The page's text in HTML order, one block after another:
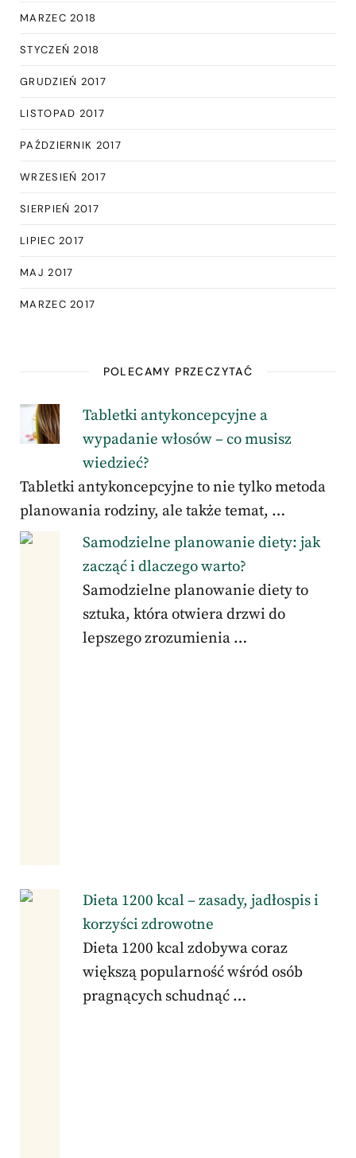
MARZEC 2018
STYCZEŃ 2018
GRUDZIEŃ 2017
LISTOPAD 2017
PAŹDZIERNIK 2017
WRZESIEŃ 2017
SIERPIEŃ 2017
LIPIEC 2017
MAJ 2017
MARZEC 2017
POLECAMY PRZECZYTAĆ
Tabletki antykoncepcyjne a
wypadanie włosów – co musisz
wiedzieć?
Tabletki antykoncepcyjne to nie tylko metoda
planowania rodziny, ale także temat, …
Samodzielne planowanie diety: jak
zacząć i dlaczego warto?
Samodzielne planowanie diety to
sztuka, która otwiera drzwi do
lepszego zrozumienia …
Dieta 1200 kcal – zasady, jadłospis i
korzyści zdrowotne
Dieta 1200 kcal zdobywa coraz
większą popularność wśród osób
pragnących schudnąć …